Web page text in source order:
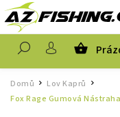
Domů / Lov Kaprů
Fox Rage Gumová